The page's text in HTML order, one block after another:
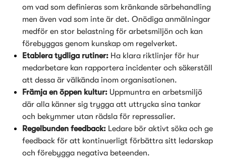
om vad som definieras som kränkande särbehandling
men även vad som inte är det. Onödiga anmälningar
medför en stor belastning för arbetsmiljön och kan
förebyggas genom kunskap om regelverket.
Etablera tydliga rutiner: Ha klara riktlinjer för hur
medarbetare kan rapportera incidenter och säkerställ
att dessa är välkända inom organisationen.
Främja en öppen kultur: Uppmuntra en arbetsmiljö
där alla känner sig trygga att uttrycka sina tankar
och bekymmer utan rädsla för repressalier.
Regelbunden feedback: Ledare bör aktivt söka och ge
feedback för att kontinuerligt förbättra sitt ledarskap
och förebygga negativa beteenden.